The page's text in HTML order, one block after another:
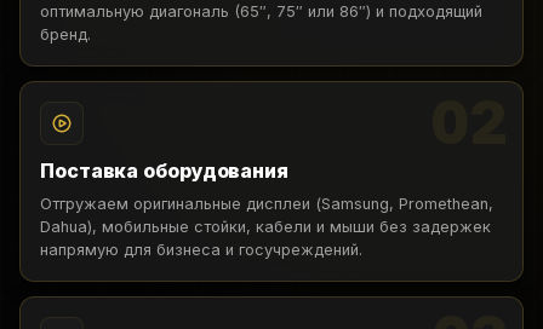
оптимальную диагональ (65″, 75″ или 86″) и подходящий
бренд.
Поставка оборудования
Отгружаем оригинальные дисплеи (Samsung, Promethean,
Dahua), мобильные стойки, кабели и мыши без задержек
напрямую для бизнеса и госучреждений.